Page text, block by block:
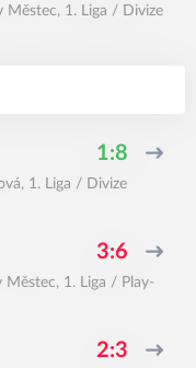
Městec, 1. Liga / Divize
1:8
, 1. Liga / Divize
3:6
Městec, 1. Liga / Play-
2:3